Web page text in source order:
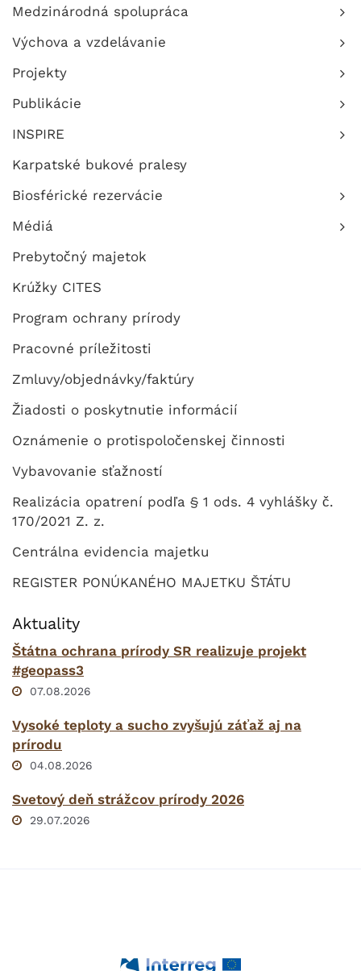
Medzinárodná spolupráca
Výchova a vzdelávanie
Projekty
Publikácie
INSPIRE
Karpatské bukové pralesy
Biosférické rezervácie
Médiá
Prebytočný majetok
Krúžky CITES
Program ochrany prírody
Pracovné príležitosti
Zmluvy/objednávky/faktúry
Žiadosti o poskytnutie informácií
Oznámenie o protispoločenskej činnosti
Vybavovanie sťažností
Realizácia opatrení podľa § 1 ods. 4 vyhlášky č.
170/2021 Z. z.
Centrálna evidencia majetku
REGISTER PONÚKANÉHO MAJETKU ŠTÁTU
Aktuality
Štátna ochrana prírody SR realizuje projekt
#geopass3
07.08.2026
Vysoké teploty a sucho zvyšujú záťaž aj na
prírodu
04.08.2026
Svetový deň strážcov prírody 2026
29.07.2026